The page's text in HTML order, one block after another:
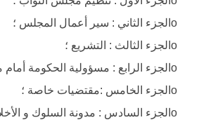
oالجزء الثاني : سير أعمال المجلس ؛
oالجزء الثالث : التشريع ؛
oالجزء الرابع : مسؤولية الحكومة أمام مجلس النواب ؛
oالجزء الخامس :مقتضيات خاصة ؛
oالجزء السادس : مدونة السلوك و الأخلاقيات البرلمانية؛